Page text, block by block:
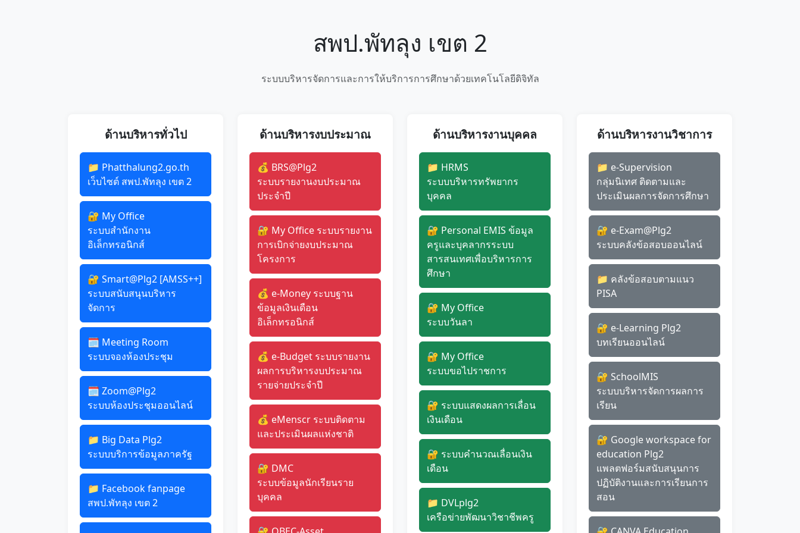
สพป.พัทลุง เขต 2
ระบบบริหารจัดการและการให้บริการการศึกษาด้วยเทคโนโลยีดิจิทัล
ด้านบริหารทั่วไป
📁 Phatthalung2.go.th
เว็บไซต์ สพป.พัทลุง เขต 2
🔐 My Office
ระบบสำนักงาน
อิเล็กทรอนิกส์
🔐 Smart@Plg2 [AMSS++]
ระบบสนับสนุนบริหาร
จัดการ
🗓️ Meeting Room
ระบบจองห้องประชุม
🗓️ Zoom@Plg2
ระบบห้องประชุมออนไลน์
📁 Big Data Plg2
ระบบบริการข้อมูลภาครัฐ
📁 Facebook fanpage
สพป.พัทลุง เขต 2
ด้านบริหารงบประมาณ
💰 BRS@Plg2
ระบบรายงานงบประมาณ
ประจำปี
🔐 My Office ระบบรายงาน
การเบิกจ่ายงบประมาณ
โครงการ
💰 e-Money ระบบฐาน
ข้อมูลเงินเดือน
อิเล็กทรอนิกส์
💰 e-Budget ระบบรายงาน
ผลการบริหารงบประมาณ
รายจ่ายประจำปี
💰 eMenscr ระบบติดตาม
และประเมินผลแห่งชาติ
🔐 DMC
ระบบข้อมูลนักเรียนราย
บุคคล
ด้านบริหารงานบุคคล
📁 HRMS
ระบบบริหารทรัพยากร
บุคคล
🔐 Personal EMIS ข้อมูล
ครูและบุคลากรระบบ
สารสนเทศเพื่อบริหารการ
ศึกษา
🔐 My Office
ระบบวันลา
🔐 My Office
ระบบขอไปราชการ
🔐 ระบบแสดงผลการเลื่อน
เงินเดือน
🔐 ระบบคำนวณเลื่อนเงิน
เดือน
📁 DVLplg2
เครือข่ายพัฒนาวิชาชีพครู
ด้านบริหารงานวิชาการ
📁 e-Supervision
กลุ่มนิเทศ ติดตามและ
ประเมินผลการจัดการศึกษา
🔐 e-Exam@Plg2
ระบบคลังข้อสอบออนไลน์
📁 คลังข้อสอบตามแนว
PISA
🔐 e-Learning Plg2
บทเรียนออนไลน์
🔐 SchoolMIS
ระบบบริหารจัดการผลการ
เรียน
🔐 Google workspace for
education Plg2
แพลตฟอร์มสนับสนุนการ
ปฏิบัติงานและการเรียนการ
สอน